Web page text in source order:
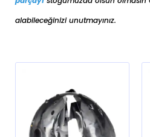
alabileceğinizi unutmayınız.